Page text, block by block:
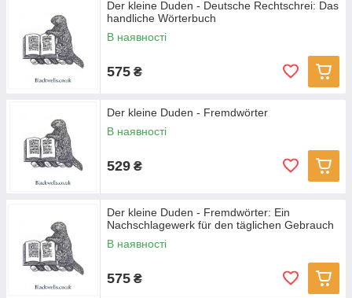
Der kleine Duden - Deutsche Rechtschrei: Das
handliche Wörterbuch
В наявності
575 ₴
Der kleine Duden - Fremdwörter
В наявності
529 ₴
Der kleine Duden - Fremdwörter: Ein
Nachschlagewerk für den täglichen Gebrauch
В наявності
575 ₴